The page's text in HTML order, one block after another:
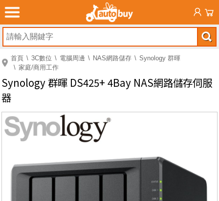
首頁 3C數位 電腦周邊 NAS網路儲存
Synology 群暉
家庭/商用工作
Synology 群暉 DS425+ 4Bay NAS網路儲存伺服
器